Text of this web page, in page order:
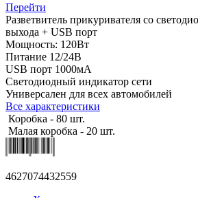
Перейти
Разветвитель прикуривателя со
выхода + USB порт
Мощность: 120Вт
Питание 12/24В
USB порт 1000мА
Светодиодный индикатор сети
Универсален для всех автомобилей
Все характеристики
Коробка - 80 шт.
Малая коробка - 20 шт.
4627074432559